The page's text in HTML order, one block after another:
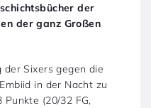
der
der ganz Großen
der Sixers gegen die
in der Nacht zu
(20/32 FG,